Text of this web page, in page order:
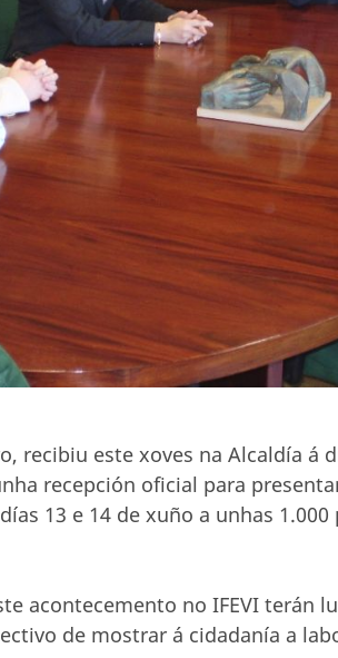
recibiu este xoves na Alcaldía á
recepción oficial para
13 e 14 de xuño a unhas
acontecemento no IFEVI terán
de mostrar á cidadanía a